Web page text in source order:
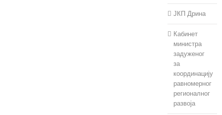
ЈКП Дрина
Кабинет
министра
задуженог
за
координацију
равномерног
регионалног
развоја